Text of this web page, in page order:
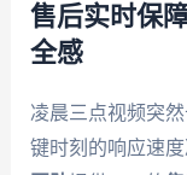
售后实时保
全感
凌晨三点视频突
键时刻的响应速